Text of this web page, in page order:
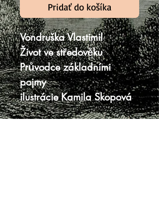
Pridať do košíka
Vondruška Vlastimil
Život ve středověku
Průvodce základními
pojmy
ilustrácie Kamila Skopová